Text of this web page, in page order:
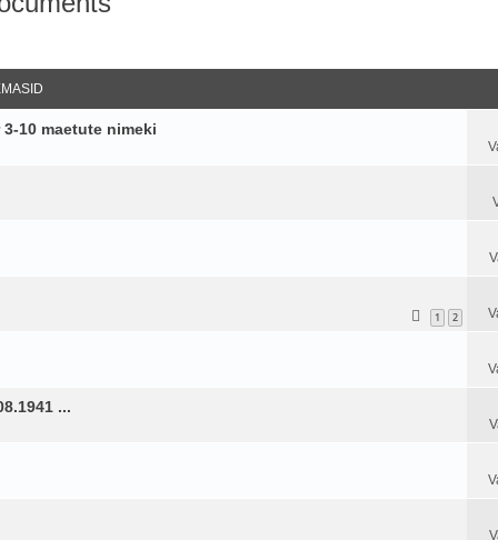
10 maetute nimeki
1 2
...